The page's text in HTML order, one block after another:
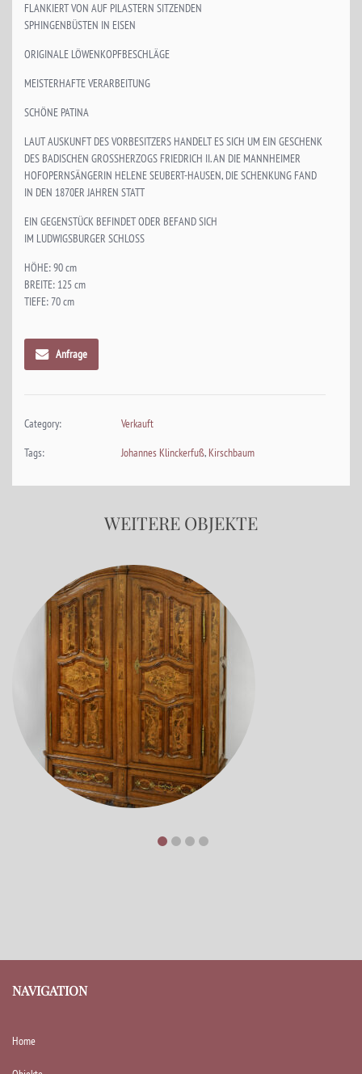
FLANKIERT VON AUF PILASTERN SITZENDEN
SPHINGENBÜSTEN IN EISEN
ORIGINALE LÖWENKOPFBESCHLÄGE
MEISTERHAFTE VERARBEITUNG
SCHÖNE PATINA
LAUT AUSKUNFT DES VORBESITZERS HANDELT ES SICH UM EIN GESCHENK
DES BADISCHEN GROSSHERZOGS FRIEDRICH II. AN DIE MANNHEIMER
HOFOPERNSÄNGERIN HELENE SEUBERT-HAUSEN, DIE SCHENKUNG FAND
IN DEN 1870ER JAHREN STATT
EIN GEGENSTÜCK BEFINDET ODER BEFAND SICH
IM LUDWIGSBURGER SCHLOSS
HÖHE: 90 cm
BREITE: 125 cm
TIEFE: 70 cm
Anfrage
Category:
Verkauft
Tags:
Johannes Klinckerfuß, Kirschbaum
WEITERE OBJEKTE
NAVIGATION
Home